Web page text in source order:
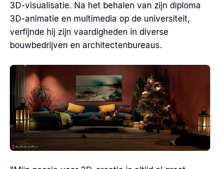
3D-visualisatie. Na het behalen van zijn diploma
3D-animatie en multimedia op de universiteit,
verfijnde hij zijn vaardigheden in diverse
bouwbedrijven en architectenbureaus.